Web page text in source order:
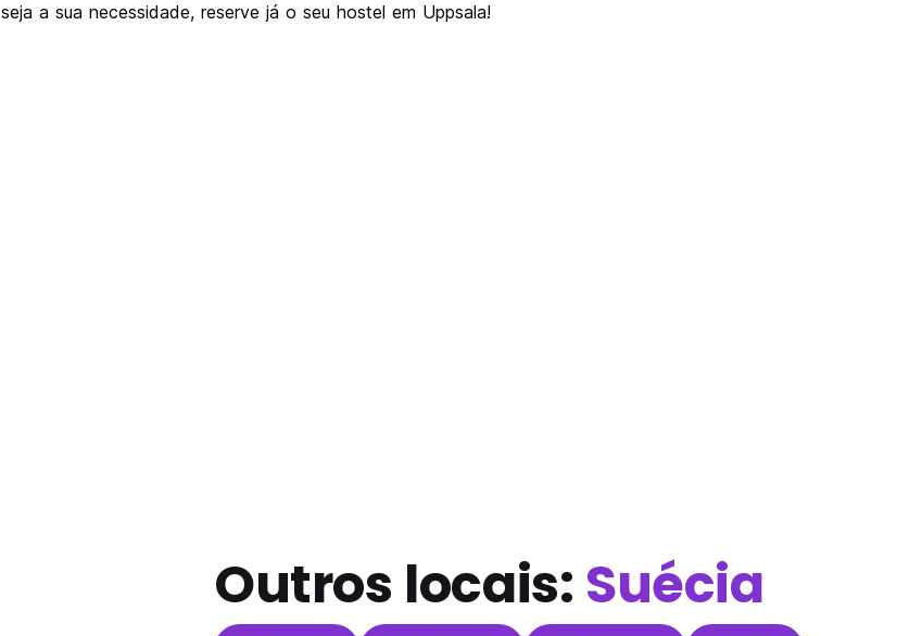
seja a sua necessidade, reserve já o seu hostel em Uppsala!
Outros locais: Suécia